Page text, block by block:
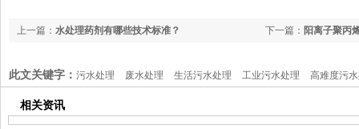
下一篇： 阳离子聚丙
上一篇： 水处理药剂有哪些技术标准？
此文关键字： 污水处理 废水处理 生活污水处理 工业污水处理 高难度污
相关资讯